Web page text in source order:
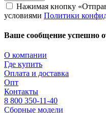
Нажимая кнопку
условиями Политики
Ваше сообщение успешно
О компании
Где купить
Оплата и доставка
Опт
Контакты
8 800 350-11-40
Сборные модели